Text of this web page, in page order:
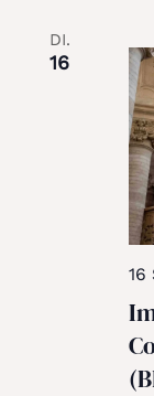
DI.
16
16